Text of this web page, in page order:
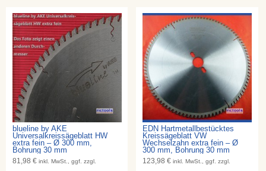
blueline by AKE
Universalkreissägeblatt HW
extra fein – Ø 300 mm,
Bohrung 30 mm
81,98 € inkl. MwSt., ggf. zzgl.
EDN Hartmetallbestücktes
Kreissägeblatt VW
Wechselzahn extra fein – Ø
300 mm, Bohrung 30 mm
123,98 €inkl. MwSt., ggf. zzgl.